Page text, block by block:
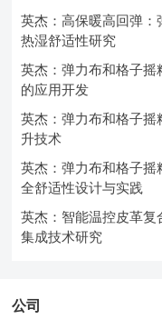
英杰：高保暖高回弹
热湿舒适性研究
英杰：弹力布和格子摇
的应用开发
英杰：弹力布和格子
升技术
英杰：弹力布和格子
全舒适性设计与实践
英杰：智能温控皮革
集成技术研究
公司